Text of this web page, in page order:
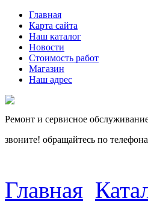
Главная
Карта сайта
Наш каталог
Новости
Стоимость работ
Магазин
Наш адрес
Ремонт и сервисное
звоните! обращайтесь по
Главная